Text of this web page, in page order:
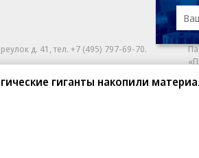
гиганты накопили
д. 41,тел. +7 (495) 797-69-70.
kommersant.ru) зарегистрировано
технологий